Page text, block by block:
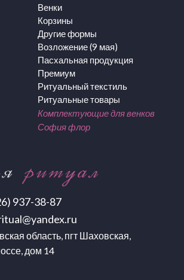
937-38-87
область, пгт Шаховская,
дом 14
Венки
Корзины
Другие формы
Возложение (9 мая)
Пасхальная продукция
Премиум
Ритуальный текстиль
Ритуальные товары
Комплектующие для венков
София флор